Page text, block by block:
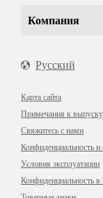
Компания
Русский
Карта сайта
Примечания к выпуску
Свяжитесь с нами
Конфиденциальность
Условия эксплуатации
Конфиденциальность